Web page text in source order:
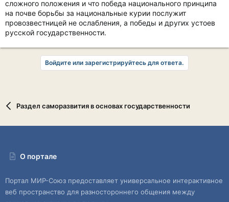
сложного положения и что победа национального принципа
на почве борьбы за национальные курии послужит
провозвестницей не ослабления, а победы и других устоев
русской государственности.
Войдите или зарегистрируйтесь для ответа.
Раздел саморазвития в основах государственности
О портале
Портал МИР-Союз предоставляет универсальное интерактивное
веб пространство для разностороннего общения между